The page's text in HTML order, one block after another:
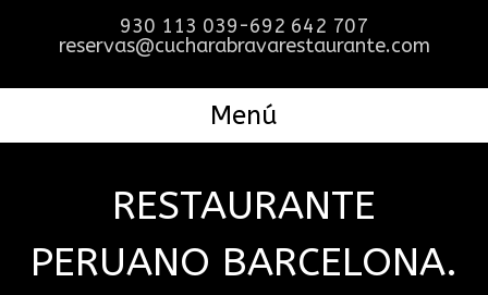
930 113 039-692 642 707
reservas@cucharabravarestaurante.com
Menú
RESTAURANTE
PERUANO BARCELONA.